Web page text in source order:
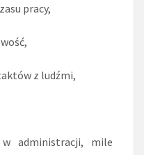
pracy,
z ludźmi,
administracji, mile